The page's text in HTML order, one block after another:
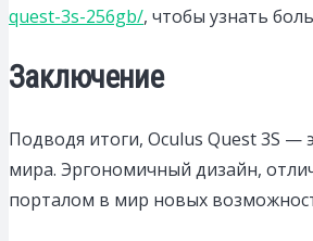
quest-3s-256gb/, чтобы узнать
Заключение
Подводя итоги, Oculus Quest 3S —
мира. Эргономичный дизайн,
порталом в мир новых